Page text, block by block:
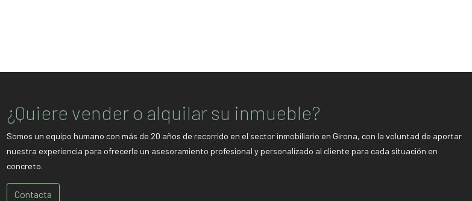
¿Quiere vender o alquilar su inmueble?
Somos un equipo humano con más de 20 años de recorrido en el sector inmobiliario en Girona, con la voluntad de aportar
nuestra experiencia para ofrecerle un asesoramiento profesional y personalizado al cliente para cada situación en
concreto.
Contacta